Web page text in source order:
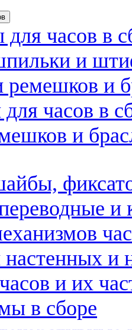
для часов в
и
ремешков и
часов в
и
и
настенных и
и их
в сборе